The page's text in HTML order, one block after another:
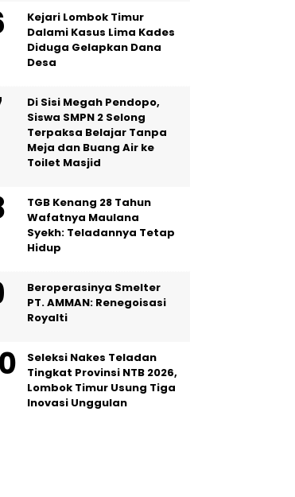
Kejari Lombok Timur
Dalami Kasus Lima Kades
Diduga Gelapkan Dana
Desa
Di Sisi Megah Pendopo,
Siswa SMPN 2 Selong
Terpaksa Belajar Tanpa
Meja dan Buang Air ke
Toilet Masjid
TGB Kenang 28 Tahun
Wafatnya Maulana
Syekh: Teladannya Tetap
Hidup
Beroperasinya Smelter
PT. AMMAN: Renegoisasi
Royalti
Seleksi Nakes Teladan
Tingkat Provinsi NTB 2026,
Lombok Timur Usung Tiga
Inovasi Unggulan